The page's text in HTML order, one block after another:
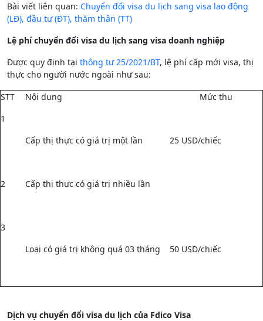
Bài viết liên quan: Chuyển đổi visa du lịch sang visa lao động
(LĐ), đầu tư (ĐT), thăm thân (TT)
Lệ phí chuyển đổi visa du lịch sang visa doanh nghiệp
Được quy định tại thông tư 25/2021/BT, lệ phí cấp mới visa, thị
thực cho người nước ngoài như sau:
STT
Nội dung
Mức thu
1
Cấp thị thực có giá trị một lần
25 USD/chiếc
2 Cấp thị thực có giá trị nhiều lần
3
Loại có giá trị không quá 03 tháng
50 USD/chiếc
Dịch vụ chuyển đổi visa du lịch của Fdico Visa